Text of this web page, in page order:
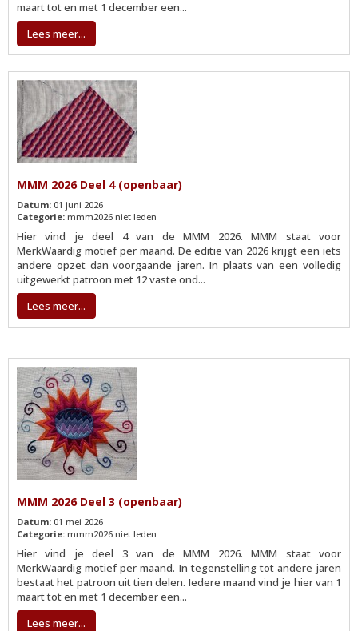
maart tot en met 1 december een...
Lees meer...
MMM 2026 Deel 4 (openbaar)
Datum: 01 juni 2026
Categorie: mmm2026 niet leden
Hier vind je deel 4 van de MMM 2026. MMM staat voor
MerkWaardig motief per maand. De editie van 2026 krijgt een iets
andere opzet dan voorgaande jaren. In plaats van een volledig
uitgewerkt patroon met 12 vaste ond...
Lees meer...
MMM 2026 Deel 3 (openbaar)
Datum: 01 mei 2026
Categorie: mmm2026 niet leden
Hier vind je deel 3 van de MMM 2026. MMM staat voor
MerkWaardig motief per maand. In tegenstelling tot andere jaren
bestaat het patroon uit tien delen. Iedere maand vind je hier van 1
maart tot en met 1 december een...
Lees meer...